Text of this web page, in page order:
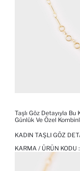
Taşlı Göz Detayıyla Bu
Günlük Ve Özel
KADIN TAŞLI GÖZ
KARMA / ÜRÜN KODU :